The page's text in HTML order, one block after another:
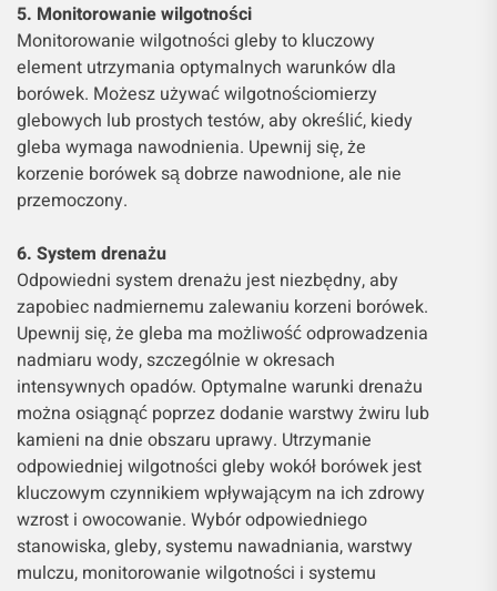
5. Monitorowanie wilgotności
Monitorowanie wilgotności gleby to kluczowy
element utrzymania optymalnych warunków dla
borówek. Możesz używać wilgotnościomierzy
glebowych lub prostych testów, aby określić, kiedy
gleba wymaga nawodnienia. Upewnij się, że
korzenie borówek są dobrze nawodnione, ale nie
przemoczony.
6. System drenażu
Odpowiedni system drenażu jest niezbędny, aby
zapobiec nadmiernemu zalewaniu korzeni borówek.
Upewnij się, że gleba ma możliwość odprowadzenia
nadmiaru wody, szczególnie w okresach
intensywnych opadów. Optymalne warunki drenażu
można osiągnąć poprzez dodanie warstwy żwiru lub
kamieni na dnie obszaru uprawy. Utrzymanie
odpowiedniej wilgotności gleby wokół borówek jest
kluczowym czynnikiem wpływającym na ich zdrowy
wzrost i owocowanie. Wybór odpowiedniego
stanowiska, gleby, systemu nawadniania, warstwy
mulczu, monitorowanie wilgotności i systemu